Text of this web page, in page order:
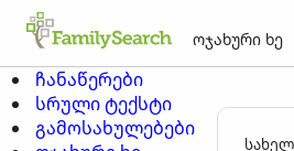
ოჯახური ხე
ჩანაწერები
სრული ტექსტი
გამოსახულებები